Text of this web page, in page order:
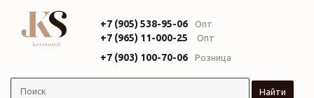
+7 (905) 538-95-06 Опт
+7 (965) 11-000-25 Опт
+7 (903) 100-70-06 Розница
Найти